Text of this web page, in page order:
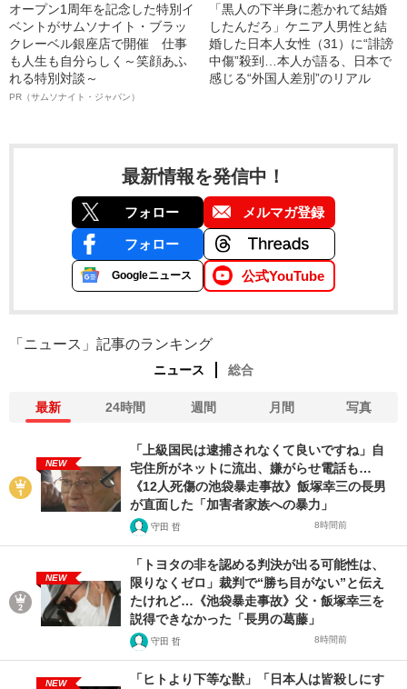
オープン1周年を記念した特別イ
ベントがサムソナイト・ブラッ
クレーベル銀座店で開催 仕事
も人生も自分らしく～笑顔あふ
れる特別対談～
PR（サムソナイト・ジャパン）
「黒人の下半身に惹かれて結婚
したんだろ」ケニア人男性と結
婚した日本人女性（31）に“誹謗
中傷”殺到…本人が語る、日本で
感じる“外国人差別”のリアル
最新情報を発信中！
フォロー メルマガ登録
フォロー
Googleニュース 公式YouTube
「ニュース」記事のランキング
ニュース 総合
最新 24時間 週間 月間 写真
NEW
「上級国民は逮捕されなくて良いですね」自
宅住所がネットに流出、嫌がらせ電話も…
《12人死傷の池袋暴走事故》飯塚幸三の長男
が直面した「加害者家族への暴力」
守田 哲 8時間前
NEW
「トヨタの非を認める判決が出る可能性は、
限りなくゼロ」裁判で“勝ち目がない”と伝え
たけれど…《池袋暴走事故》父・飯塚幸三を
説得できなかった「長男の葛藤」
守田 哲 8時間前
NEW
「ヒトより下等な獣」「日本人は皆殺しにす